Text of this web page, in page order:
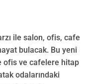
ile salon, ofis, cafe
bulacak. Bu yeni
ofis ve cafelere hitap
odalarındaki